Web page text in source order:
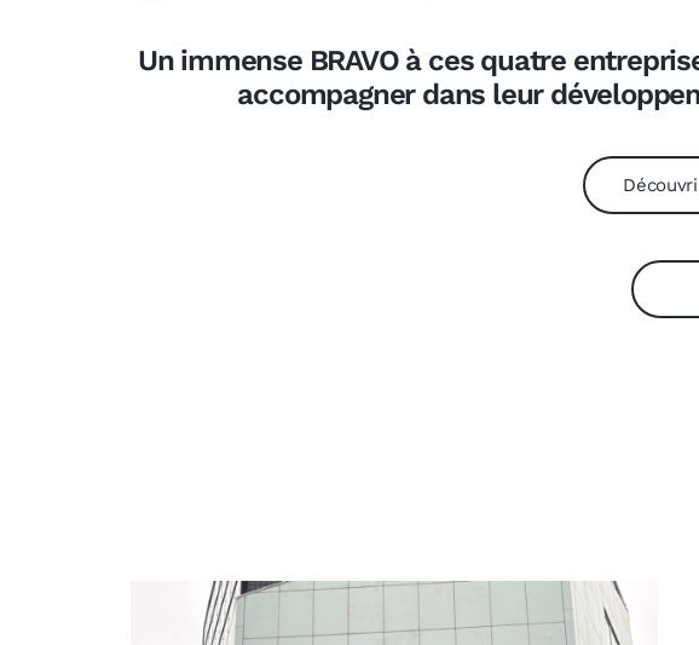
Un immense BRAVOà ces quatre
accompagner dans leur